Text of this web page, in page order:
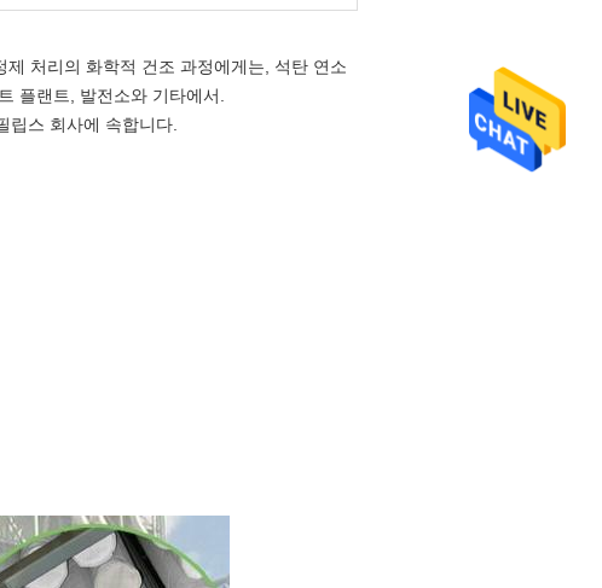
처리의 화학적 건조 과정에게는, 석탄 연소
플랜트, 발전소와 기타에서.
스 회사에 속합니다.